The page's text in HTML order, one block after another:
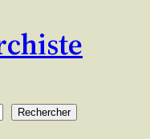
Rechercher